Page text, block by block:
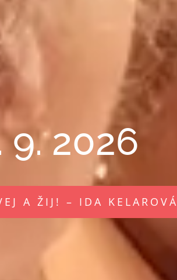
9. 2026
A ŽIJ! – IDA KELAROVÁ